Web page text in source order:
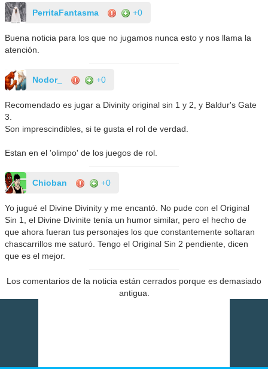
PerritaFantasma +0
Buena noticia para los que no jugamos nunca esto y nos llama la
atención.
Nodor_ +0
Recomendado es jugar a Divinity original sin 1 y 2, y Baldur's Gate
3.
Son imprescindibles, si te gusta el rol de verdad.
Estan en el 'olimpo' de los juegos de rol.
Chioban +0
Yo jugué el Divine Divinity y me encantó. No pude con el Original
Sin 1, el Divine Divinite tenía un humor similar, pero el hecho de
que ahora fueran tus personajes los que constantemente soltaran
chascarrillos me saturó. Tengo el Original Sin 2 pendiente, dicen
que es el mejor.
Los comentarios de la noticia están cerrados porque es demasiado
antigua.